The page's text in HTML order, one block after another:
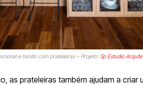
e bonito com prateleiras – Projeto: Sp Estudio
as prateleiras também ajudam a criar